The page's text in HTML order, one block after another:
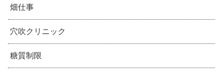
畑仕事
穴吹クリニック
糖質制限